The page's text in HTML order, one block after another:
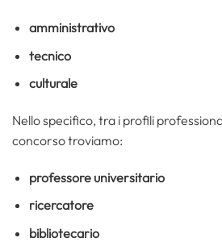
amministrativo
tecnico
culturale
Nello specifico, tra i profili
concorso troviamo:
professore universitario
ricercatore
bibliotecario